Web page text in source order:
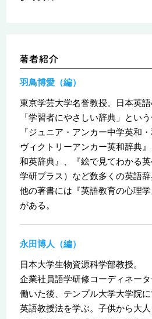
羽鳥博愛（編）
東京学芸大学名誉教授。日本英語
「学習者にやさしい辞典」とい
『ジュニア・アンカー中学英和
ヴィクトリーアンカー英和辞典
和英辞典』、『絵で見てわかる
学研プラス）など数多くの英語
他の著書には『英語教育の心理
がある。
永田博人（編）
日本大学生物資源科学部教授。
企業社員語学研修コーディネー
働いた後、テンプル大学大学院
英語教授法を学ぶ。子供から大